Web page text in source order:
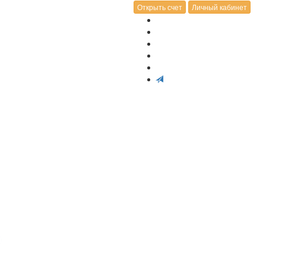
Открыть счет Личный кабинет